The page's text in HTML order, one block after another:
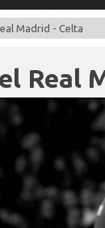
Madrid - Celta
Real